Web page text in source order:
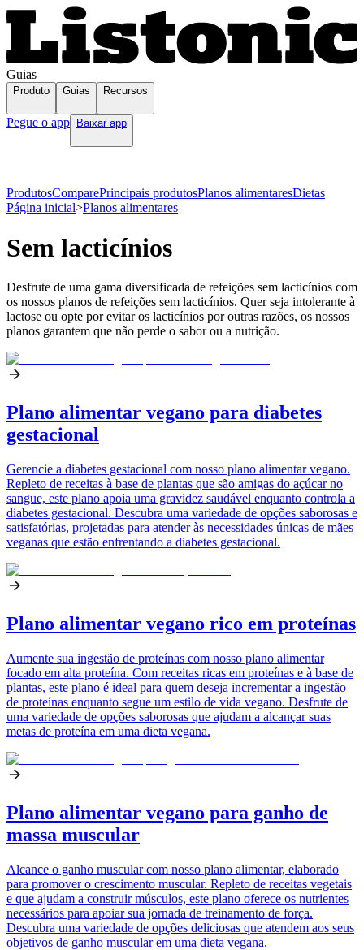
Guias
Produto Guias Recursos
Pegue o app Baixar app
ProdutosComparePrincipais produtosPlanos alimentaresDietas
Página inicial>Planos alimentares
Sem lacticínios
Desfrute de uma gama diversificada de refeições sem lacticínios com
os nossos planos de refeições sem lacticínios. Quer seja intolerante à
lactose ou opte por evitar os lacticínios por outras razões, os nossos
planos garantem que não perde o sabor ou a nutrição.
Plano alimentar vegano para diabetes
gestacional
Gerencie a diabetes gestacional com nosso plano alimentar vegano.
Repleto de receitas à base de plantas que são amigas do açúcar no
sangue, este plano apoia uma gravidez saudável enquanto controla a
diabetes gestacional. Descubra uma variedade de opções saborosas e
satisfatórias, projetadas para atender às necessidades únicas de mães
veganas que estão enfrentando a diabetes gestacional.
Plano alimentar vegano rico em proteínas
Aumente sua ingestão de proteínas com nosso plano alimentar
focado em alta proteína. Com receitas ricas em proteínas e à base de
plantas, este plano é ideal para quem deseja incrementar a ingestão
de proteínas enquanto segue um estilo de vida vegano. Desfrute de
uma variedade de opções saborosas que ajudam a alcançar suas
metas de proteína em uma dieta vegana.
Plano alimentar vegano para ganho de
massa muscular
Alcance o ganho muscular com nosso plano alimentar, elaborado
para promover o crescimento muscular. Repleto de receitas vegetais
e que ajudam a construir músculos, este plano oferece os nutrientes
necessários para apoiar sua jornada de treinamento de força.
Descubra uma variedade de opções deliciosas que atendem aos seus
objetivos de ganho muscular em uma dieta vegana.